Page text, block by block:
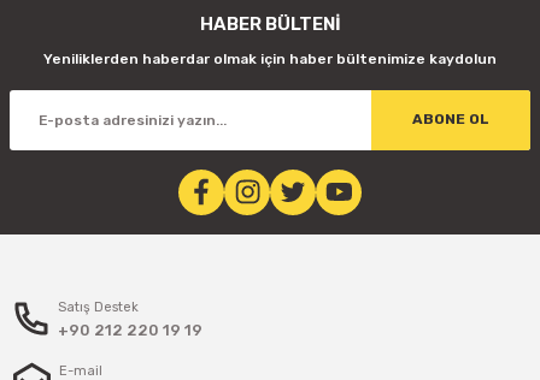
HABER BÜLTENİ
Yeniliklerden haberdar olmak için haber bültenimize kaydolun
ABONE OL
Satış Destek
+90 212 220 19 19
E-mail